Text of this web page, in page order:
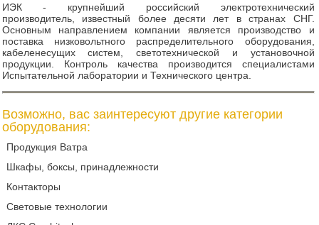
ИЭК - крупнейший российский электротехнический
производитель, известный более десяти лет в странах СНГ.
Основным направлением компании является производство и
поставка низковольтного распределительного оборудования,
кабеленесущих систем, светотехнической и установочной
продукции. Контроль качества производится специалистами
Испытательной лаборатории и Технического центра.
Возможно, вас заинтересуют другие категории
оборудования:
Продукция Ватра
Шкафы, боксы, принадлежности
Контакторы
Световые технологии